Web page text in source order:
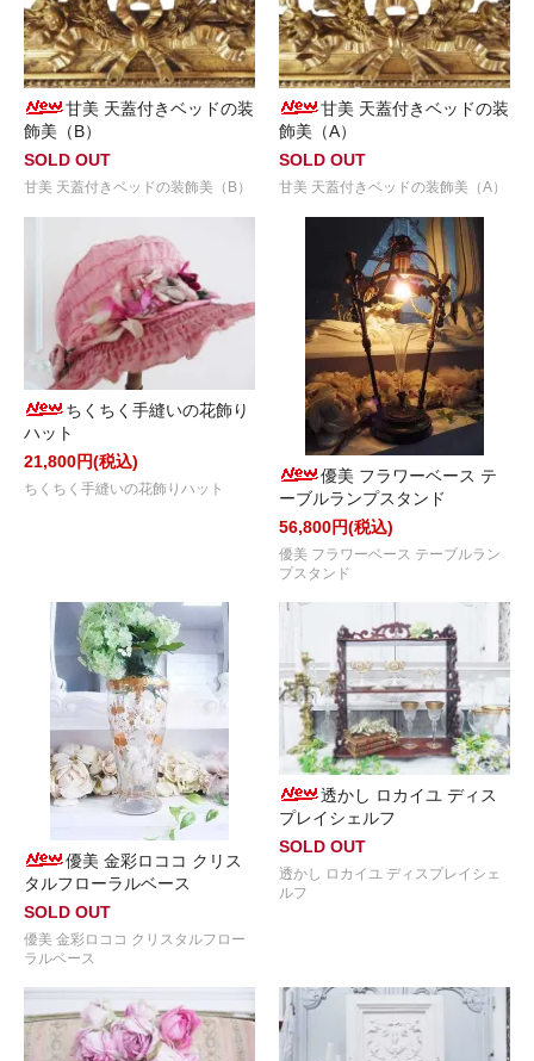
甘美 天蓋付きベッドの装
飾美（B）
SOLD OUT
甘美 天蓋付きベッドの装飾美（B）
甘美 天蓋付きベッドの装
飾美（A）
SOLD OUT
甘美 天蓋付きベッドの装飾美（A）
ちくちく手縫いの花飾り
ハット
21,800円(税込)
ちくちく手縫いの花飾りハット
優美 フラワーベース テ
ーブルランプスタンド
56,800円(税込)
優美 フラワーベース テーブルラン
プスタンド
優美 金彩ロココ クリス
タルフローラルベース
SOLD OUT
優美 金彩ロココ クリスタルフロー
ラルベース
透かし ロカイユ ディス
プレイシェルフ
SOLD OUT
透かし ロカイユ ディスプレイシェ
ルフ